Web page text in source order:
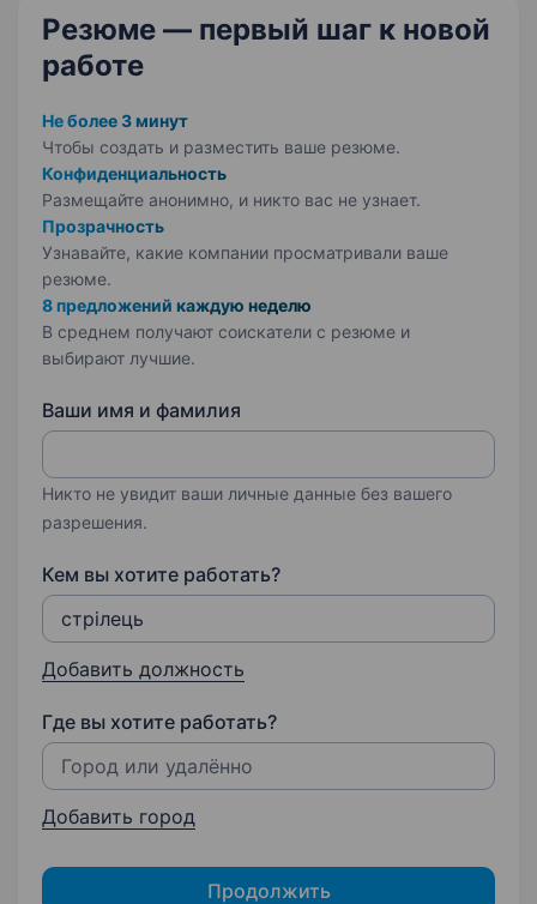
Резюме — первый шаг к новой
работе
Не более 3 минут
Чтобы создать и разместить ваше резюме.
Конфиденциальность
Размещайте анонимно, и никто вас не узнает.
Прозрачность
Узнавайте, какие компании просматривали ваше
резюме.
8 предложений каждую неделю
В среднем получают соискатели с резюме и
выбирают лучшие.
Ваши имя и фамилия
Никто не увидит ваши личные данные без вашего
разрешения.
Кем вы хотите работать?
Добавить должность
Где вы хотите работать?
Добавить город
Продолжить